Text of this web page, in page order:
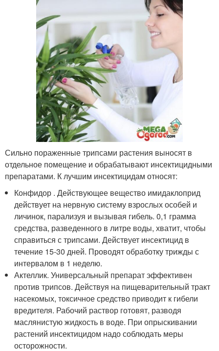
Сильно пораженные трипсами растения выносят в
отдельное помещение и обрабатывают инсектицидными
препаратами. К лучшим инсектицидам относят:
Конфидор . Действующее вещество имидаклоприд
действует на нервную систему взрослых особей и
личинок, парализуя и вызывая гибель. 0,1 грамма
средства, разведенного в литре воды, хватит, чтобы
справиться с трипсами. Действует инсектицид в
течение 15-30 дней. Проводят обработку трижды с
интервалом в 1 неделю.
Актеллик. Универсальный препарат эффективен
против трипсов. Действуя на пищеварительный тракт
насекомых, токсичное средство приводит к гибели
вредителя. Рабочий раствор готовят, разводя
маслянистую жидкость в воде. При опрыскивании
растений инсектицидом надо соблюдать меры
осторожности.